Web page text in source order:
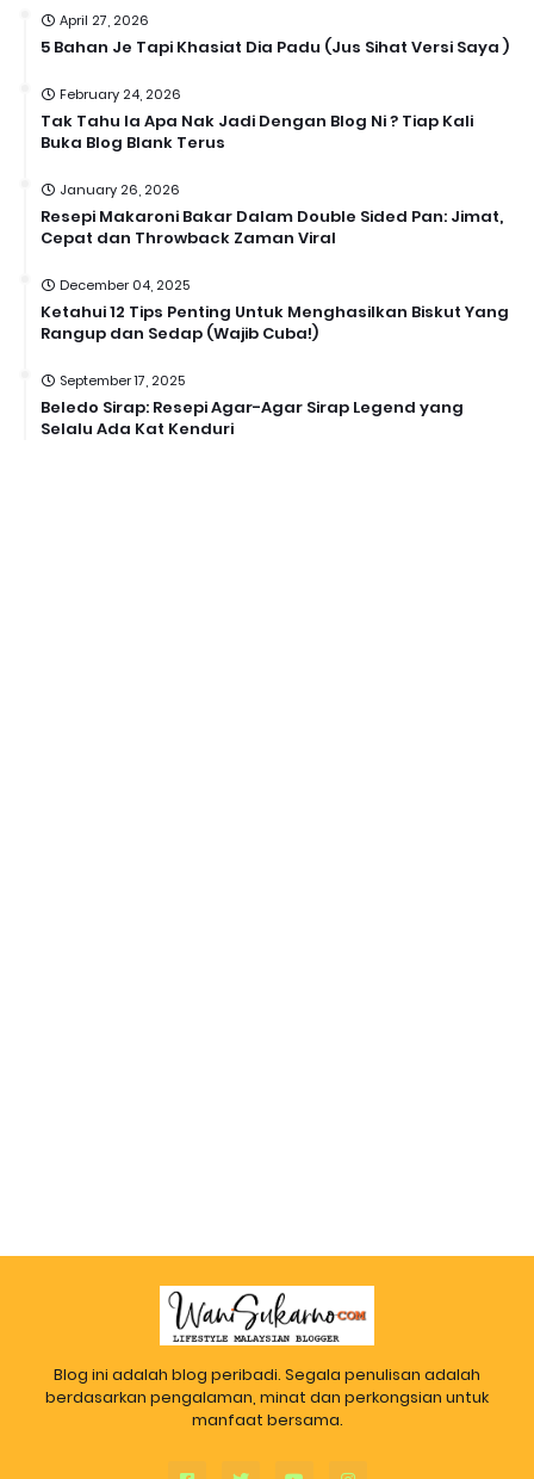
April 27, 2026
5 Bahan Je Tapi Khasiat Dia Padu (Jus Sihat Versi Saya )
February 24, 2026
Tak Tahu la Apa Nak Jadi Dengan Blog Ni ? Tiap Kali
Buka Blog Blank Terus
January 26, 2026
Resepi Makaroni Bakar Dalam Double Sided Pan: Jimat,
Cepat dan Throwback Zaman Viral
December 04, 2025
Ketahui 12 Tips Penting Untuk Menghasilkan Biskut Yang
Rangup dan Sedap (Wajib Cuba!)
September 17, 2025
Beledo Sirap: Resepi Agar-Agar Sirap Legend yang
Selalu Ada Kat Kenduri
Blog ini adalah blog peribadi. Segala penulisan adalah
berdasarkan pengalaman, minat dan perkongsian untuk
manfaat bersama.